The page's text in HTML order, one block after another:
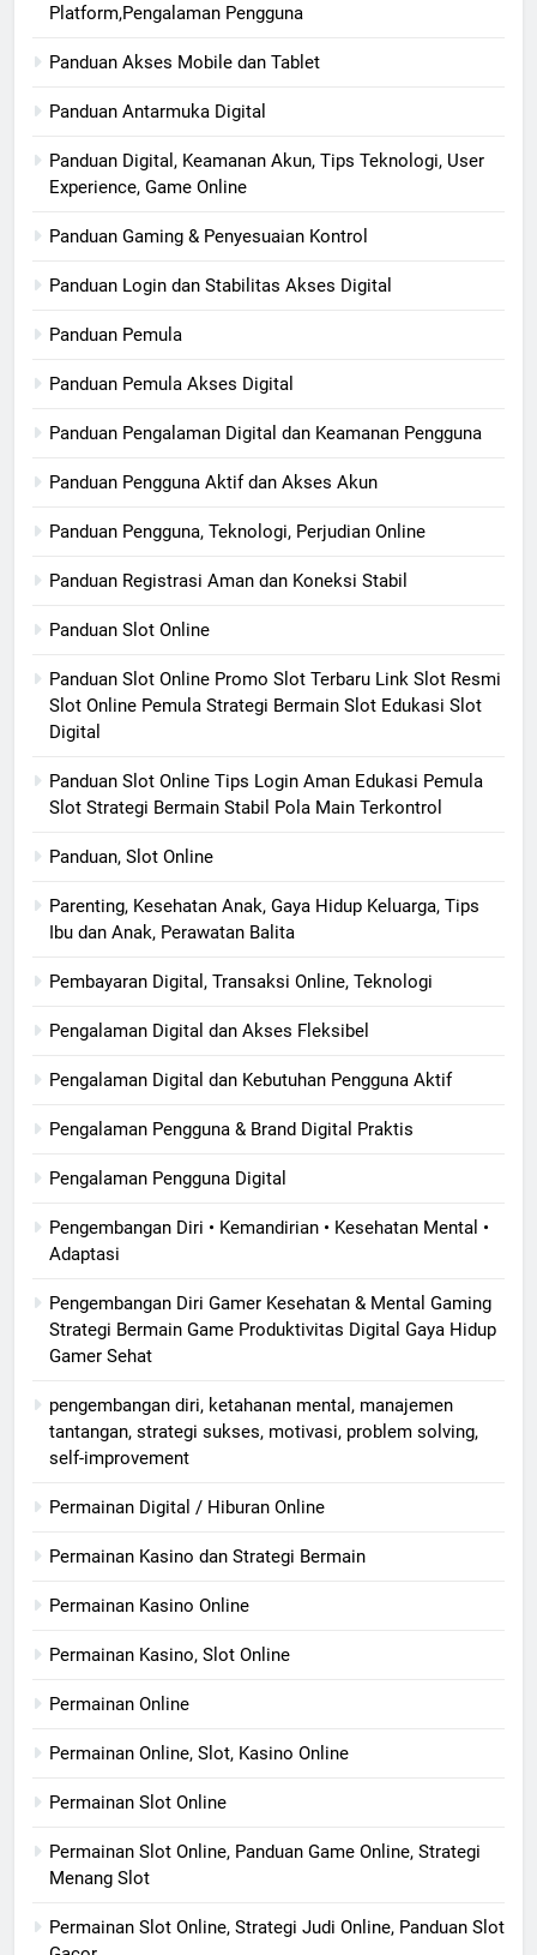
Platform,Pengalaman Pengguna
Panduan Akses Mobile dan Tablet
Panduan Antarmuka Digital
Panduan Digital, Keamanan Akun, Tips Teknologi, User
Experience, Game Online
Panduan Gaming & Penyesuaian Kontrol
Panduan Login dan Stabilitas Akses Digital
Panduan Pemula
Panduan Pemula Akses Digital
Panduan Pengalaman Digital dan Keamanan Pengguna
Panduan Pengguna Aktif dan Akses Akun
Panduan Pengguna, Teknologi, Perjudian Online
Panduan Registrasi Aman dan Koneksi Stabil
Panduan Slot Online
Panduan Slot Online Promo Slot Terbaru Link Slot Resmi
Slot Online Pemula Strategi Bermain Slot Edukasi Slot
Digital
Panduan Slot Online Tips Login Aman Edukasi Pemula
Slot Strategi Bermain Stabil Pola Main Terkontrol
Panduan, Slot Online
Parenting, Kesehatan Anak, Gaya Hidup Keluarga, Tips
Ibu dan Anak, Perawatan Balita
Pembayaran Digital, Transaksi Online, Teknologi
Pengalaman Digital dan Akses Fleksibel
Pengalaman Digital dan Kebutuhan Pengguna Aktif
Pengalaman Pengguna & Brand Digital Praktis
Pengalaman Pengguna Digital
Pengembangan Diri • Kemandirian • Kesehatan Mental •
Adaptasi
Pengembangan Diri Gamer Kesehatan & Mental Gaming
Strategi Bermain Game Produktivitas Digital Gaya Hidup
Gamer Sehat
pengembangan diri, ketahanan mental, manajemen
tantangan, strategi sukses, motivasi, problem solving,
self-improvement
Permainan Digital / Hiburan Online
Permainan Kasino dan Strategi Bermain
Permainan Kasino Online
Permainan Kasino, Slot Online
Permainan Online
Permainan Online, Slot, Kasino Online
Permainan Slot Online
Permainan Slot Online, Panduan Game Online, Strategi
Menang Slot
Permainan Slot Online, Strategi Judi Online, Panduan Slot